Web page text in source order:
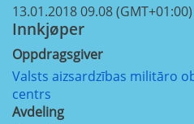
13.01.2018 09.08 (GMT+01:00)
Innkjøper
Oppdragsgiver
Valsts aizsardzības militāro
centrs
Avdeling